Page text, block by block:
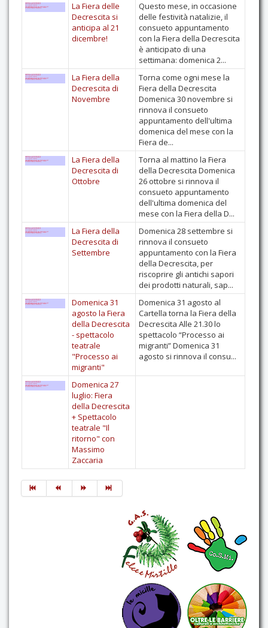
La Fiera delle
Decrescita si
anticipa al 21
dicembre!
Questo mese, in occasione
delle festività natalizie, il
consueto appuntamento
con la Fiera della Decrescita
è anticipato di una
settimana: domenica 2...
La Fiera della
Decrescita di
Novembre
Torna come ogni mese la
Fiera della Decrescita
Domenica 30 novembre si
rinnova il consueto
appuntamento dell'ultima
domenica del mese con la
Fiera de...
La Fiera della
Decrescita di
Ottobre
Torna al mattino la Fiera
della Decrescita Domenica
26 ottobre si rinnova il
consueto appuntamento
dell'ultima domenica del
mese con la Fiera della D...
La Fiera della
Decrescita di
Settembre
Domenica 28 settembre si
rinnova il consueto
appuntamento con la Fiera
della Decrescita, per
riscoprire gli antichi sapori
dei prodotti naturali, sap...
Domenica 31
agosto la Fiera
della Decrescita
- spettacolo
teatrale
"Processo ai
migranti"
Domenica 31 agosto al
Cartella torna la Fiera della
Decrescita Alle 21.30 lo
spettacolo “Processo ai
migranti” Domenica 31
agosto si rinnova il consu...
Domenica 27
luglio: Fiera
della Decrescita
+ Spettacolo
teatrale "Il
ritorno" con
Massimo
Zaccaria